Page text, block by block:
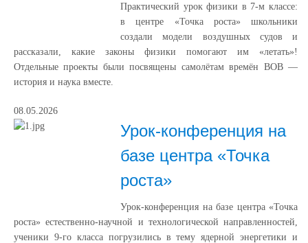
Практический урок физики в 7‑м классе:
в центре «Точка роста» школьники
создали модели воздушных судов и
рассказали, какие законы физики помогают им «летать»!
Отдельные проекты были посвящены самолётам времён ВОВ —
история и наука вместе.
08.05.2026
Урок‑конференция на
базе центра «Точка
роста»
Урок‑конференция на базе центра «Точка
роста» естественно‑научной и технологической направленностей,
ученики 9‑го класса погрузились в тему ядерной энергетики и